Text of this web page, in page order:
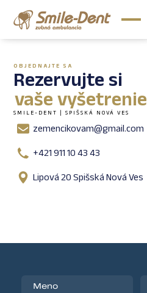
OBJEDNAJTE SA
Rezervujte si
vaše vyšetrenie
SMILE-DENT | SPIŠSKÁ NOVÁ VES
zemencikovam@gmail.com
+421 911 10 43 43
Lipová 20 Spišská Nová Ves